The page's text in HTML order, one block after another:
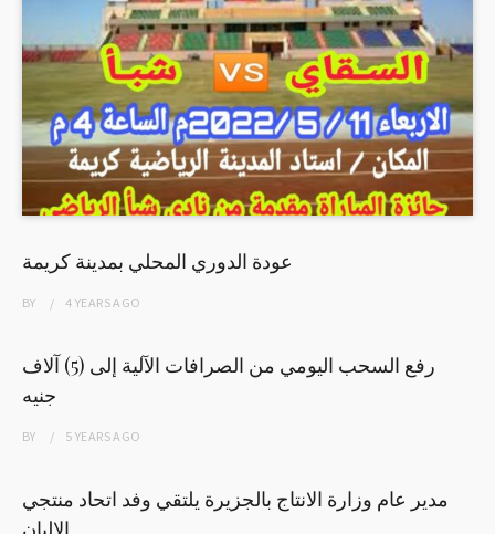
عودة الدوري المحلي بمدينة كريمة
BY 4 YEARSAGO
رفع السحب اليومي من الصرافات الآلية إلى (5) آلاف
جنيه
BY 5 YEARSAGO
مدير عام وزارة الانتاج بالجزيرة يلتقي وفد اتحاد منتجي
الالبان